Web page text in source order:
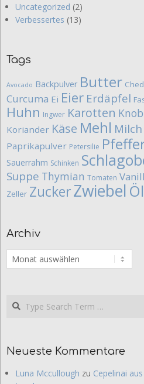
Uncategorized (2)
Verbessertes (13)
Tags
Avocado Backpulver Butter
Curcuma Ei Eier Erdäpfel
Huhn Ingwer Karotten
Koriander Käse Mehl Milch
Paprikapulver Petersilie
Sauerrahm Schinken
Suppe Thymian Tomaten
Zeller ZuckerZwiebel Öl
Archiv
Archiv
Search
Neueste Kommentare
Luna Mccullough zu Cepelinai